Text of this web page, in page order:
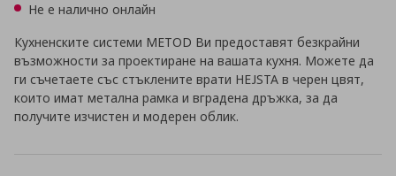
Не е налично онлайн
Кухненските системи METOD Ви предоставят безкрайни
възможности за проектиране на вашата кухня. Можете да
ги съчетаете със стъклените врати HEJSTA в черен цвят,
които имат метална рамка и вградена дръжка, за да
получите изчистен и модерен облик.